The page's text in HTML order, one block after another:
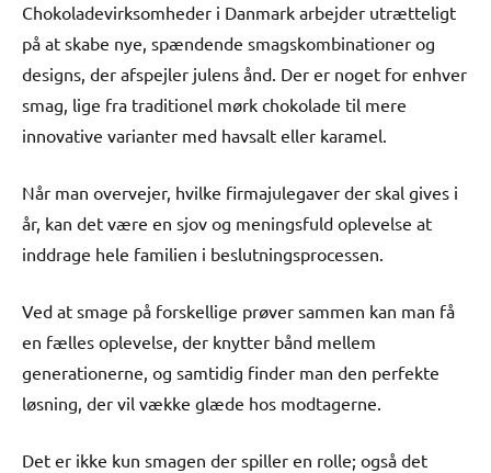
Chokoladevirksomheder i Danmark arbejder utrætteligt
på at skabe nye, spændende smagskombinationer og
designs, der afspejler julens ånd. Der er noget for enhver
smag, lige fra traditionel mørk chokolade til mere
innovative varianter med havsalt eller karamel.
Når man overvejer, hvilke firmajulegaver der skal gives i
år, kan det være en sjov og meningsfuld oplevelse at
inddrage hele familien i beslutningsprocessen.
Ved at smage på forskellige prøver sammen kan man få
en fælles oplevelse, der knytter bånd mellem
generationerne, og samtidig finder man den perfekte
løsning, der vil vække glæde hos modtagerne.
Det er ikke kun smagen der spiller en rolle; også det